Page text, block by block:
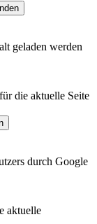
geladen werden
die aktuelle Seite
durch Google
aktuelle